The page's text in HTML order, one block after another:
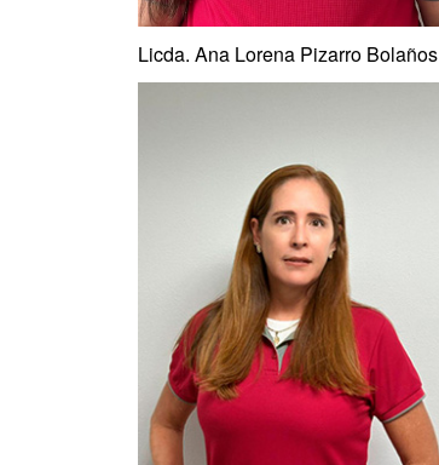
Licda. Ana Lorena Pizarro Bolaños